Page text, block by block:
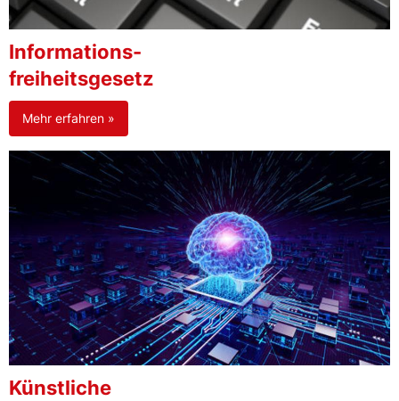
Informations-
freiheitsgesetz
Mehr erfahren »
Künstliche